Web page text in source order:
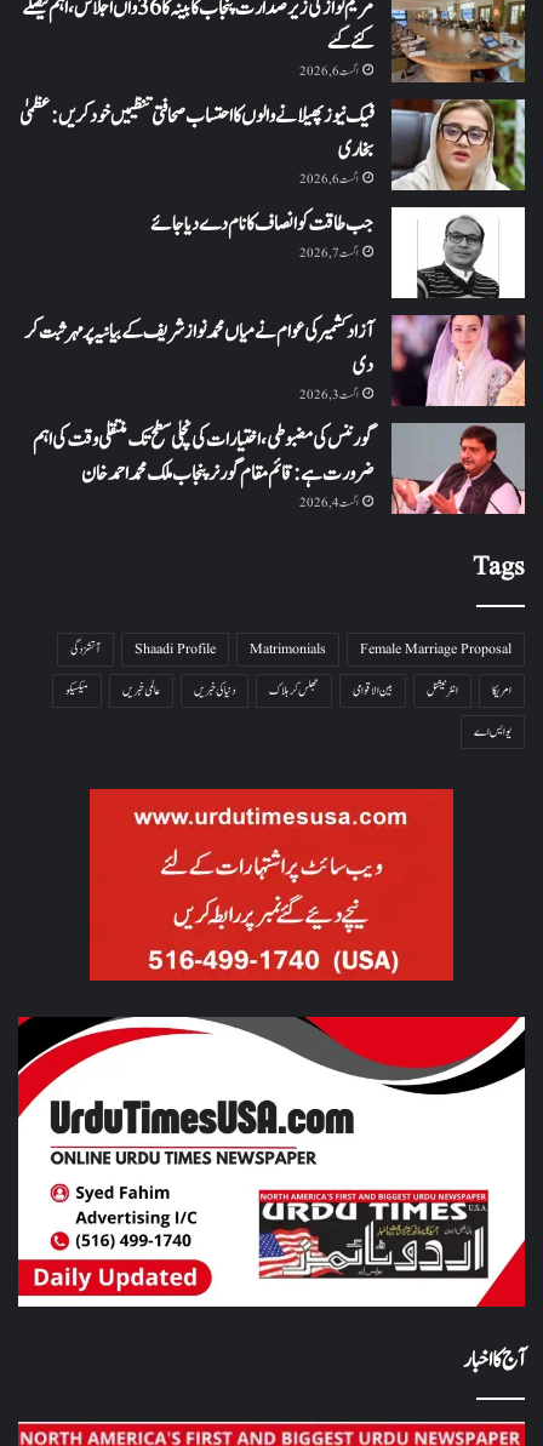
مریم نواز کی زیر صدارت پنجاب کابینہ کا 36واں اجلاس،اہم فیصلے
کئے گئے
اگست 6, 2026
فیک نیوز پھیلانے والوں کا احتساب صحافتی تنظیمیں خود کریں: عظمیٰ
بخاری
اگست 6, 2026
جب طاقت کو انصاف کا نام دے دیا جائے
اگست 7, 2026
آزاد کشمیر کی عوام نے میاں محمد نواز شریف کے بیانیہ پر مہر ثبت کر
دی
اگست 3, 2026
گورننس کی مضبوطی، اختیارات کی نچلی سطح تک منتقلی وقت کی اہم
ضرورت ہے: قائم مقام گورنر پنجاب ملک محمد احمد خان
اگست 4, 2026
Tags
Female Marriage Proposal
Matrimonials
Shaadi Profile
آتشزدگی
امریکا
انٹرنیشنل بین الاقوامی جھلس کر ہلاک دنیا کی خبریں عالمی خبریں
میکسیکو
یو ایس اے
آج کا اخبار